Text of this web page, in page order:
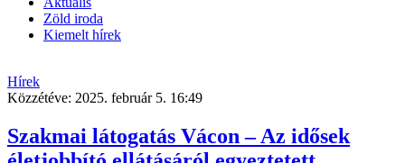
Zöld iroda
Kiemelt hírek
Hírek
Közzétéve: 2025. február 5. 16:49
Szakmai látogatás Vácon – Az idősek